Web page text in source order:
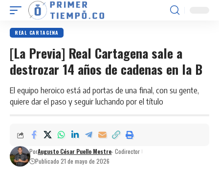
REAL CARTAGENA
[La Previa] Real Cartagena sale a
destrozar 14 años de cadenas en la B
El equipo heroico está ad portas de una final, con su gente,
quiere dar el paso y seguir luchando por el título
PorAugusto César Puello Mestre- Codirector
Publicado 21 de mayo de 2026